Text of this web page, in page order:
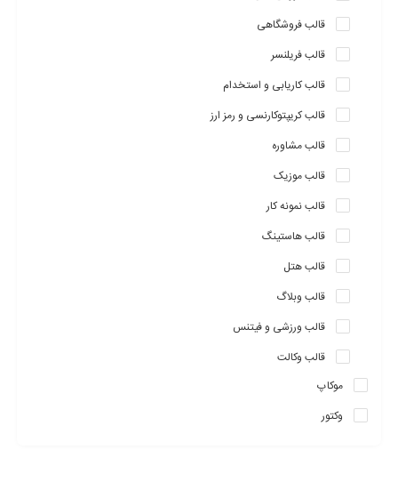
قالب فروشگاهی
قالب فریلنسر
قالب کاریابی و استخدام
قالب کریپتوکارنسی و رمز ارز
قالب مشاوره
قالب موزیک
قالب نمونه کار
قالب هاستینگ
قالب هتل
قالب وبلاگ
قالب ورزشی و فیتنس
قالب وکالت
موکاپ
وکتور